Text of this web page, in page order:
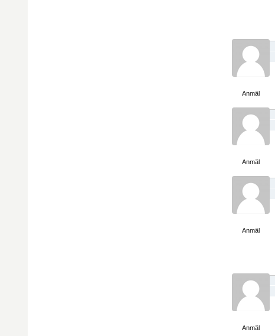
Anmäl
Anmäl
Anmäl
Anmäl